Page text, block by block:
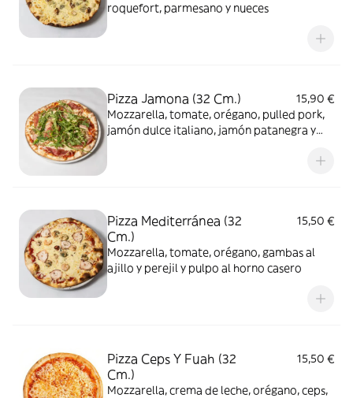
roquefort, parmesano y nueces
Pizza Jamona (32 Cm.)
15,90 €
Mozzarella, tomate, orégano, pulled pork,
jamón dulce italiano, jamón patanegra y
Pizza Mediterránea (32
Cm.)
15,50 €
Mozzarella, tomate, orégano, gambas al
ajillo y perejil y pulpo al horno casero
Pizza Ceps Y Fuah (32
Cm.)
15,50 €
Mozzarella, crema de leche, orégano, ceps,